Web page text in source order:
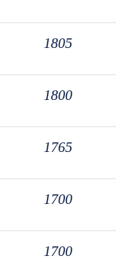
1805
1800
1765
1700
1700